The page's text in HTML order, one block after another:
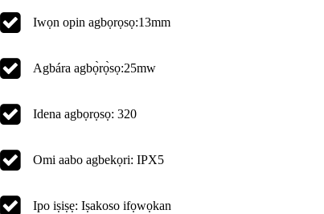
Iwọn opin agbọrọsọ:13mm
Agbára agbọ̀rọ̀sọ:25mw
Idena agbọrọsọ: 320
Omi aabo agbekọri: IPX5
Ipo iṣiṣẹ: Iṣakoso ifọwọkan